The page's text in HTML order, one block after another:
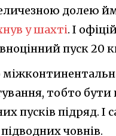
долею
у шахті. І
пуск 20
тобто
пусків підряд. І
човнів.